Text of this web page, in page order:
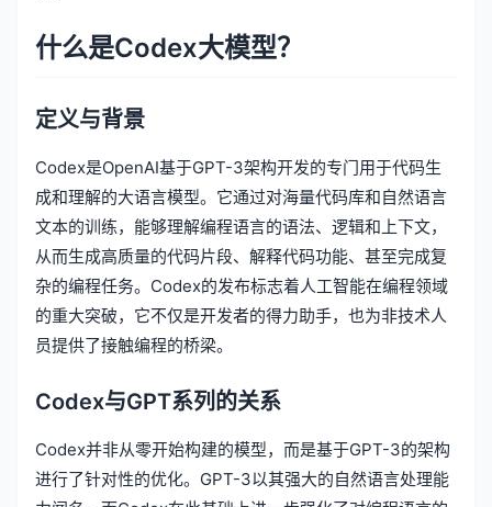
什么是Codex大模型？
定义与背景
Codex是OpenAI基于GPT-3架构开发的专门用于代码生
成和理解的大语言模型。它通过对海量代码库和自然语言
文本的训练，能够理解编程语言的语法、逻辑和上下文，
从而生成高质量的代码片段、解释代码功能、甚至完成复
杂的编程任务。Codex的发布标志着人工智能在编程领域
的重大突破，它不仅是开发者的得力助手，也为非技术人
员提供了接触编程的桥梁。
Codex与GPT系列的关系
Codex并非从零开始构建的模型，而是基于GPT-3的架构
进行了针对性的优化。GPT-3以其强大的自然语言处理能